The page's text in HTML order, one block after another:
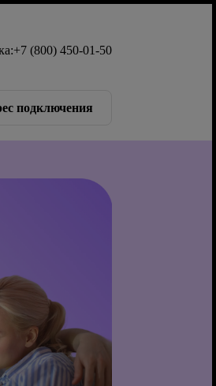
+7 (800) 450-01-50
подключения